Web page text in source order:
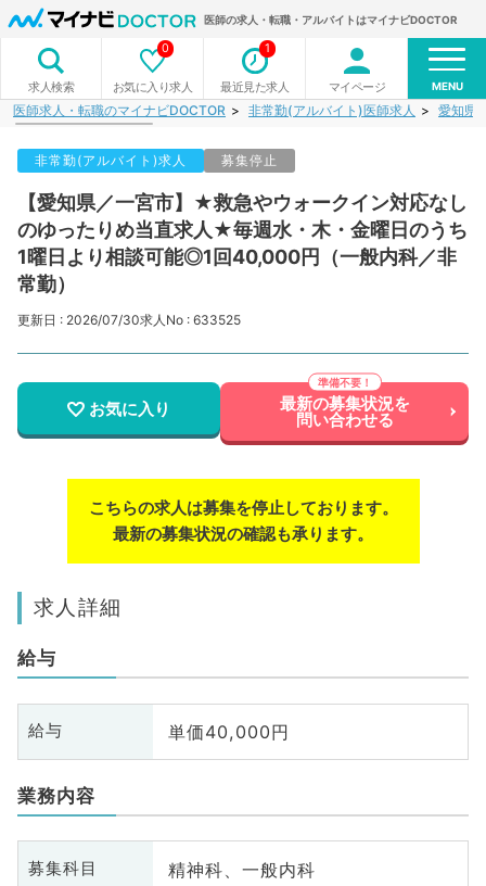
医師の求人・転職・アルバイトはマイナビDOCTOR
求人検索 お気に入り求人
0
最近見た求人
1
マイページ MENU
医師求人・転職のマイナビDOCTOR 非常勤(アルバイト)医師求人 愛知県
非常勤(アルバイト)求人 募集停止
【愛知県／一宮市】★救急やウォークイン対応なし
のゆったりめ当直求人★毎週水・木・金曜日のうち
1曜日より相談可能◎1回40,000円（一般内科／非
常勤）
更新日 : 2026/07/30求人No : 633525
お気に入り 最新の募集状況を
問い合わせる
こちらの求人は募集を停止しております。
最新の募集状況の確認も承ります。
求人詳細
給与
給与 単価40,000円
業務内容
募集科目 精神科、一般内科